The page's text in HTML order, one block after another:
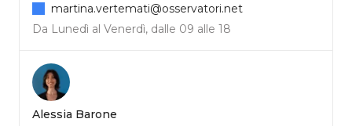
Da Lunedì al Venerdì, dalle 09 alle 18
martina.vertemati@osservatori.net
Alessia Barone